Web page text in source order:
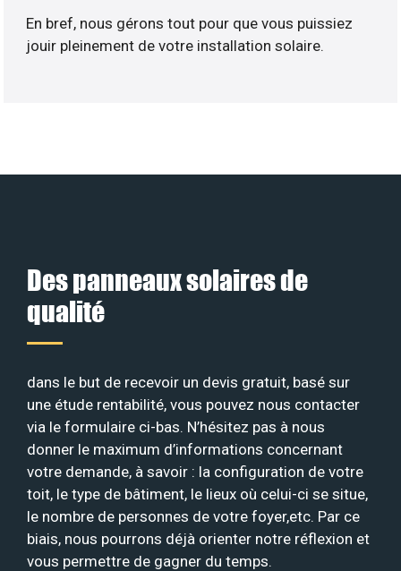
En bref, nous gérons tout pour que vous puissiez
jouir pleinement de votre installation solaire.
Des panneaux solaires de
qualité
dans le but de recevoir un devis gratuit, basé sur
une étude rentabilité, vous pouvez nous contacter
via le formulaire ci-bas. N’hésitez pas à nous
donner le maximum d’informations concernant
votre demande, à savoir : la configuration de votre
toit, le type de bâtiment, le lieux où celui-ci se situe,
le nombre de personnes de votre foyer,etc. Par ce
biais, nous pourrons déjà orienter notre réflexion et
vous permettre de gagner du temps.